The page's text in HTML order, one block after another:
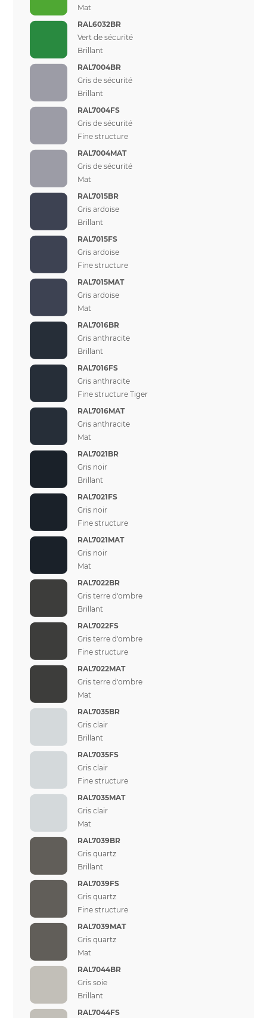
Mat
RAL6032BR
Vert de sécurité
Brillant
RAL7004BR
Gris de sécurité
Brillant
RAL7004FS
Gris de sécurité
Fine structure
RAL7004MAT
Gris de sécurité
Mat
RAL7015BR
Gris ardoise
Brillant
RAL7015FS
Gris ardoise
Fine structure
RAL7015MAT
Gris ardoise
Mat
RAL7016BR
Gris anthracite
Brillant
RAL7016FS
Gris anthracite
Fine structure Tiger
RAL7016MAT
Gris anthracite
Mat
RAL7021BR
Gris noir
Brillant
RAL7021FS
Gris noir
Fine structure
RAL7021MAT
Gris noir
Mat
RAL7022BR
Gris terre d'ombre
Brillant
RAL7022FS
Gris terre d'ombre
Fine structure
RAL7022MAT
Gris terre d'ombre
Mat
RAL7035BR
Gris clair
Brillant
RAL7035FS
Gris clair
Fine structure
RAL7035MAT
Gris clair
Mat
RAL7039BR
Gris quartz
Brillant
RAL7039FS
Gris quartz
Fine structure
RAL7039MAT
Gris quartz
Mat
RAL7044BR
Gris soie
Brillant
RAL7044FS